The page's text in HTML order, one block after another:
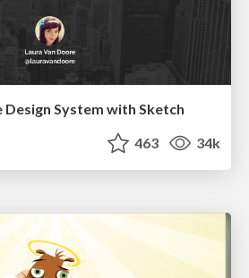
Design System with Sketch
463 34k